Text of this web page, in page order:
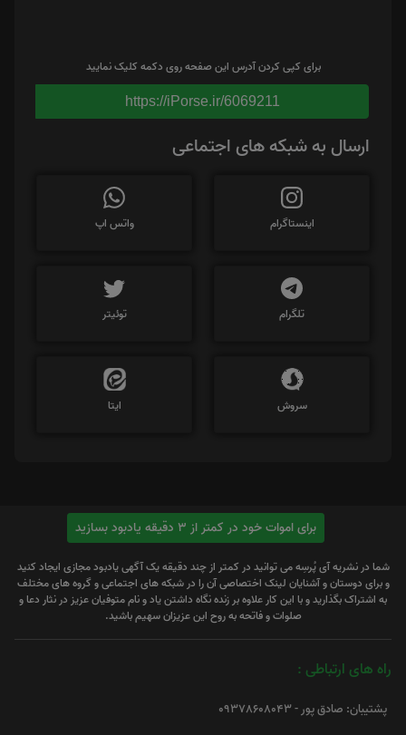
برای کپی کردن آدرس این صفحه روی دکمه کلیک نمایید
https://iPorse.ir/6069211
ارسال به شبکه های اجتماعی
اینستاگرام واتس اپ
تلگرام توئیتر
سروش ایتا
برای اموات خود در کمتر از 3 دقیقه یادبود بسازید
شما در نشریه آی پُرسِه می توانید در کمتر از چند دقیقه یک آگهی یادبود مجازی ایجاد کنید
و برای دوستان و آشنایان لینک اختصاصی آن را در شبکه های اجتماعی و گروه های مختلف
به اشتراک بگذارید و با این کار علاوه بر زنده نگاه داشتن یاد و نام متوفیان عزیز در نثار دعا و
صلوات و فاتحه به روح این عزیزان سهیم باشید.
راه های ارتباطی :
پشتیبان: صادق پور - 09378608043